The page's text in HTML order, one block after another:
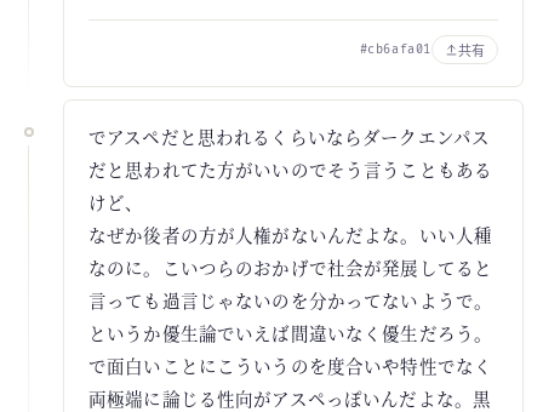
#cb6afa01 共有
でアスペだと思われるくらいならダークエンパス
だと思われてた方がいいのでそう言うこともある
けど、
なぜか後者の方が人権がないんだよな。いい人種
なのに。こいつらのおかげで社会が発展してると
言っても過言じゃないのを分かってないようで。
というか優生論でいえば間違いなく優生だろう。
で面白いことにこういうのを度合いや特性でなく
両極端に論じる性向がアスペっぽいんだよな。黒